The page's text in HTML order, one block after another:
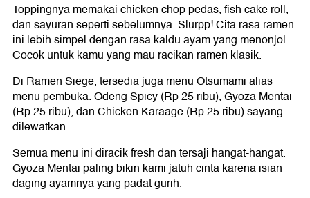
Toppingnya memakai chicken chop pedas, fish cake roll,
dan sayuran seperti sebelumnya. Slurpp! Cita rasa ramen
ini lebih simpel dengan rasa kaldu ayam yang menonjol.
Cocok untuk kamu yang mau racikan ramen klasik.
Di Ramen Siege, tersedia juga menu Otsumami alias
menu pembuka. Odeng Spicy (Rp 25 ribu), Gyoza Mentai
(Rp 25 ribu), dan Chicken Karaage (Rp 25 ribu) sayang
dilewatkan.
Semua menu ini diracik fresh dan tersaji hangat-hangat.
Gyoza Mentai paling bikin kami jatuh cinta karena isian
daging ayamnya yang padat gurih.